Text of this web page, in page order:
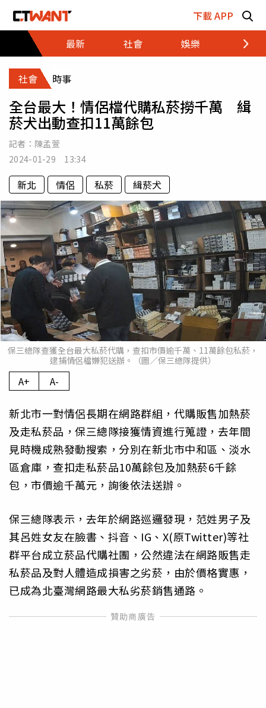
下載 APP
最新
社會 娛樂 財經
社會 時事
全台最大！情侶檔代購私菸撈千萬 緝
菸犬出動查扣11萬餘包
記者： 陳孟萱
2024-01-29 13:34
新北 情侶 私菸 緝菸犬
保三總隊查獲全台最大私菸代購，查扣市價逾千萬、11萬餘包私菸，
逮捕情侶檔嫌犯送辦。（圖／保三總隊提供）
A+ A-
新北市一對情侶長期在網路群組，代購販售加熱菸
及走私菸品，保三總隊接獲情資進行蒐證，去年間
見時機成熟發動搜索，分別在新北市中和區、淡水
區倉庫，查扣走私菸品10萬餘包及加熱菸6千餘
包，市價逾千萬元，詢後依法送辦。
保三總隊表示，去年於網路巡邏發現，范姓男子及
其呂姓女友在臉書、抖音、IG、X(原Twitter)等社
群平台成立菸品代購社團，公然違法在網路販售走
私菸品及對人體造成損害之劣菸，由於價格實惠，
已成為北臺灣網路最大私劣菸銷售通路。